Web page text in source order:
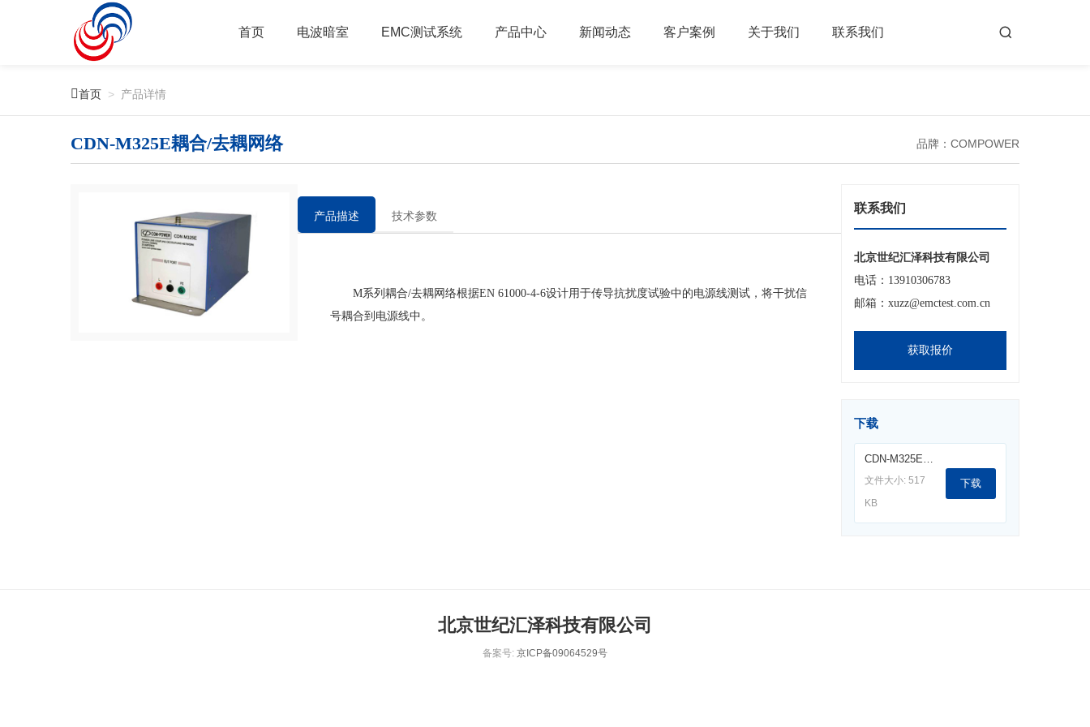
首页 电波暗室 EMC测试系统 产品中心 新闻动态 客户案例 关于我们 联系我们
首页 > 产品详情
CDN-M325E耦合/去耦网络 品牌：COMPOWER
产品描述 技术参数
M系列耦合/去耦网络根据EN 61000-4-6设计用于传导抗扰度试验中的电源线测试，将干扰信
号耦合到电源线中。
联系我们
北京世纪汇泽科技有限公司
电话：13910306783
邮箱：xuzz@emctest.com.cn
获取报价
下载
CDN-M325E耦合去耦网络.pdf
文件大小: 517
KB
下载
北京世纪汇泽科技有限公司
备案号: 京ICP备09064529号